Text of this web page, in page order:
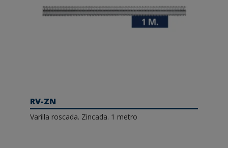
RV-ZN
Varilla roscada. Zincada. 1 metro